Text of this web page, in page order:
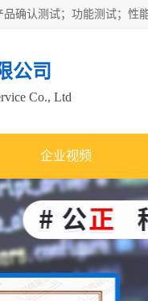
公司
Co., Ltd
企业视频